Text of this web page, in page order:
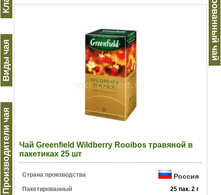
Виды чая
Производители чая
Чай Greenfield Wildberry Rooibos травяной в
пакетиках 25 шт
Страна производства Россия
Пакетированный
25 пак. 2 г